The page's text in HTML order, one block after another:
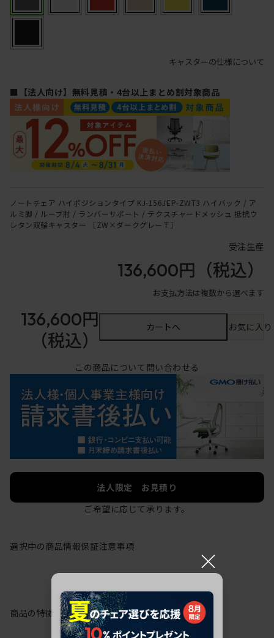
キャスターの仕様について
■【法人向け】無料見積・4台以上まとめ割対象商品
ノートチェア ハイポジションタイプ KJ-156JEP-ZWT3 ハイバック / ア
ルミ脚 / ループ肘 / ランバーサポート / テクスチャードメッシュ 抵抗ウ
レタン双輪キャスター ［ZW×ダークグレーＴ］
受注生産
136,600円 （税込）
お支払方法は複数から選べます
136,600円
（税込）
カートへ お気に入
この商品について問い合わせる
法人限定 お見積り
ご希望に応じて承ります。
選択中の商品情報保証注意事項
商品の特徴
×